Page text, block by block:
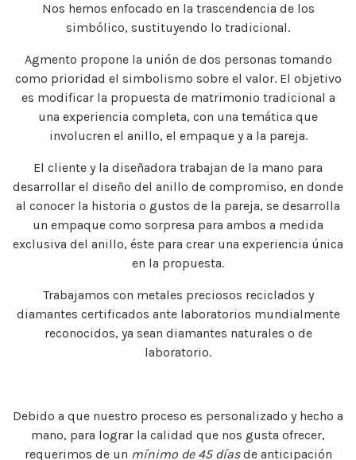
Nos hemos enfocado en la trascendencia de los
simbólico, sustituyendo lo tradicional.
Agmento propone la unión de dos personas tomando
como prioridad el simbolismo sobre el valor. El objetivo
es modificar la propuesta de matrimonio tradicional a
una experiencia completa, con una temática que
involucren el anillo, el empaque y a la pareja.
El cliente y la diseñadora trabajan de la mano para
desarrollar el diseño del anillo de compromiso, en donde
al conocer la historia o gustos de la pareja, se desarrolla
un empaque como sorpresa para ambos a medida
exclusiva del anillo, éste para crear una experiencia única
en la propuesta.
Trabajamos con metales preciosos reciclados y
diamantes certificados ante laboratorios mundialmente
reconocidos, ya sean diamantes naturales o de
laboratorio.
Debido a que nuestro proceso es personalizado y hecho a
mano, para lograr la calidad que nos gusta ofrecer,
requerimos de un mínimo de 45 díasde anticipación